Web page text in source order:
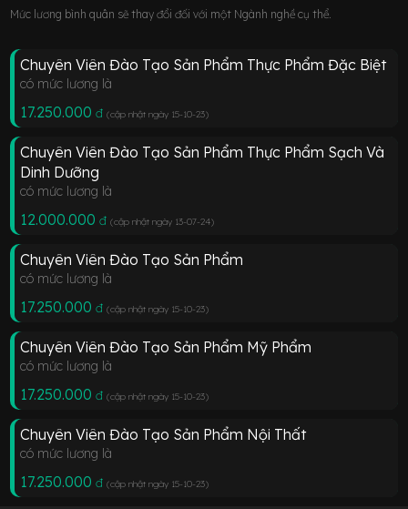
Mức lương bình quân sẽ thay đổi đối với một Ngành nghề cụ thể.
Chuyên Viên Đào Tạo Sản Phẩm Thực Phẩm Đặc Biệt
có mức lương là
17.250.000 đ (cập nhật ngày 15-10-23)
Chuyên Viên Đào Tạo Sản Phẩm Thực Phẩm Sạch Và
Dinh Dưỡng
có mức lương là
12.000.000 đ (cập nhật ngày 13-07-24)
Chuyên Viên Đào Tạo Sản Phẩm
có mức lương là
17.250.000 đ (cập nhật ngày 15-10-23)
Chuyên Viên Đào Tạo Sản Phẩm Mỹ Phẩm
có mức lương là
17.250.000 đ (cập nhật ngày 15-10-23)
Chuyên Viên Đào Tạo Sản Phẩm Nội Thất
có mức lương là
17.250.000 đ (cập nhật ngày 15-10-23)